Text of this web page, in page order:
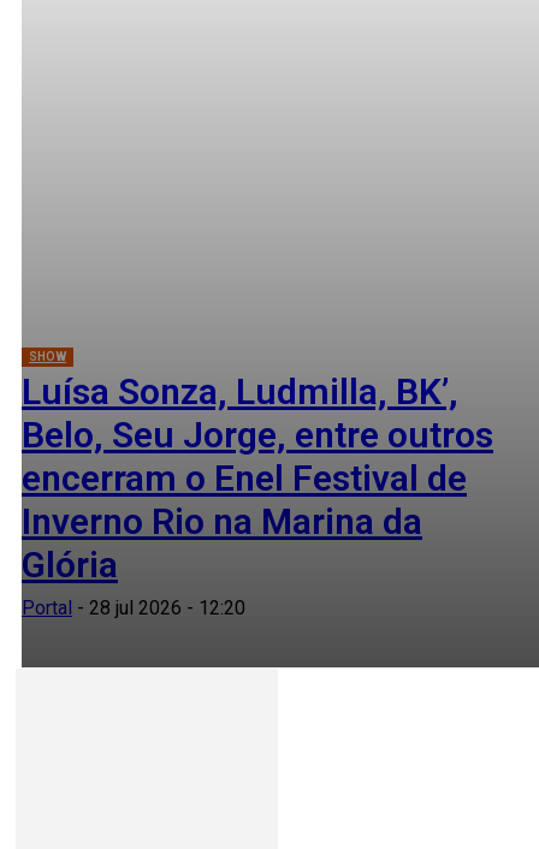
SHOW
Luísa Sonza, Ludmilla, BK’,
Belo, Seu Jorge, entre outros
encerram o Enel Festival de
Inverno Rio na Marina da
Glória
Portal - 28 jul 2026 - 12:20